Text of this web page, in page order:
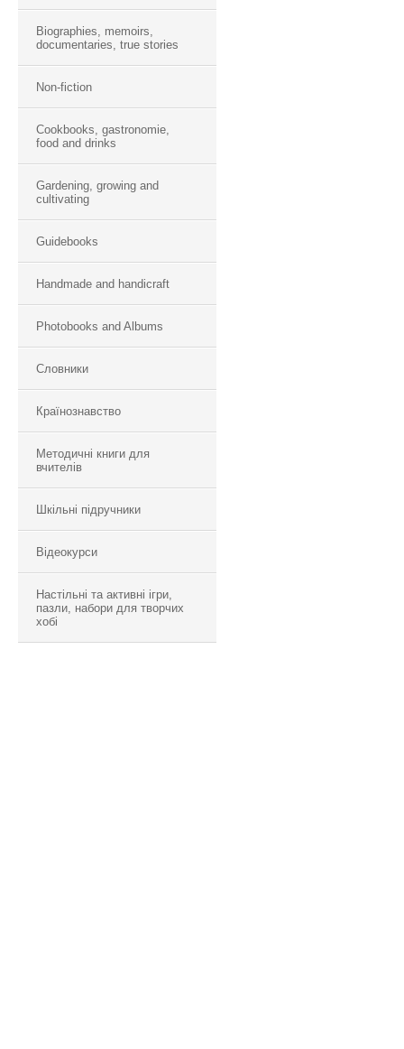
Biographies, memoirs,
documentaries, true stories
Non-fiction
Cookbooks, gastronomie,
food and drinks
Gardening, growing and
cultivating
Guidebooks
Handmade and handicraft
Photobooks and Albums
Словники
Країнознавство
Методичні книги для
вчителів
Шкільні підручники
Відеокурси
Настільні та активні ігри,
пазли, набори для творчих
хобі